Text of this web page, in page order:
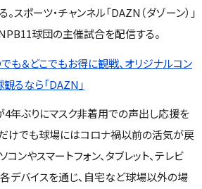
スポーツ・チャンネル「DAZN（ダゾーン）」
球団の主催試合を配信する。
も＆どこでもお得に観戦、オリジナルコン
るなら「DAZN」
年ぶりにマスク非着用での声出し応援を
けでも球場にはコロナ禍以前の活気が戻
コンやスマートフォン、タブレット、テレビ
各デバイスを通じ、自宅など球場以外の場